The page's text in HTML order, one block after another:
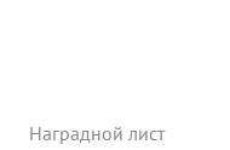
Наградной лист